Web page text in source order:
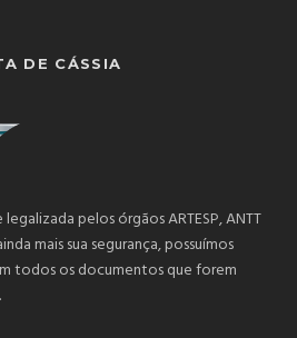
DE CÁSSIA
pelos órgãos ARTESP, ANTT
mais sua segurança, possuímos
todos os documentos que forem